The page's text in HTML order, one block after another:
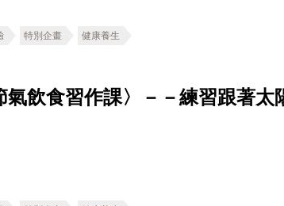
特別企畫 健康養生
飲食習作課〉－－練習跟著太